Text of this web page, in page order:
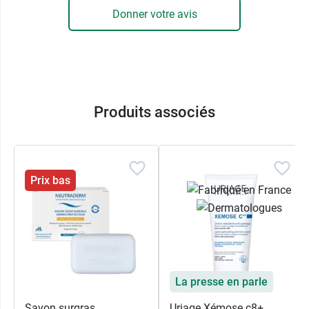
Donner votre avis
Produits associés
Prix bas
La presse en parle